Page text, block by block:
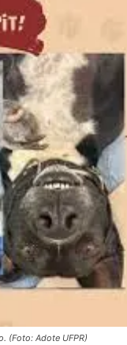
(Foto: Adote UFPR)